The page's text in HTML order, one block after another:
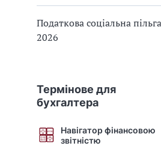
Податкова соціальна пільга
2026
Термінове для
бухгалтера
Навігатор фінансовою
звітністю